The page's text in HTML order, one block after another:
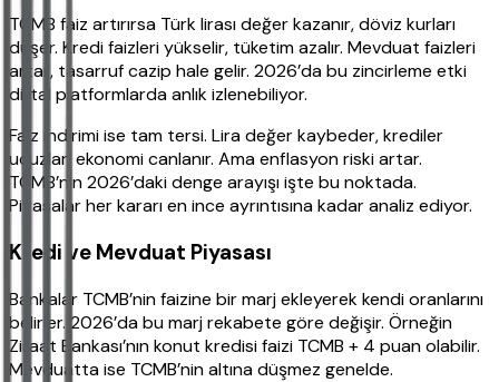
TCMB faiz artırırsa Türk lirası değer kazanır, döviz kurları
düşer. Kredi faizleri yükselir, tüketim azalır. Mevduat faizleri
artar, tasarruf cazip hale gelir. 2026’da bu zincirleme etki
dijital platformlarda anlık izlenebiliyor.
Faiz indirimi ise tam tersi. Lira değer kaybeder, krediler
ucuzlar, ekonomi canlanır. Ama enflasyon riski artar.
TCMB’nin 2026’daki denge arayışı işte bu noktada.
Piyasalar her kararı en ince ayrıntısına kadar analiz ediyor.
Kredi ve Mevduat Piyasası
Bankalar TCMB’nin faizine bir marj ekleyerek kendi oranlarını
belirler. 2026’da bu marj rekabete göre değişir. Örneğin
Ziraat Bankası’nın konut kredisi faizi TCMB + 4 puan olabilir.
Mevduatta ise TCMB’nin altına düşmez genelde.